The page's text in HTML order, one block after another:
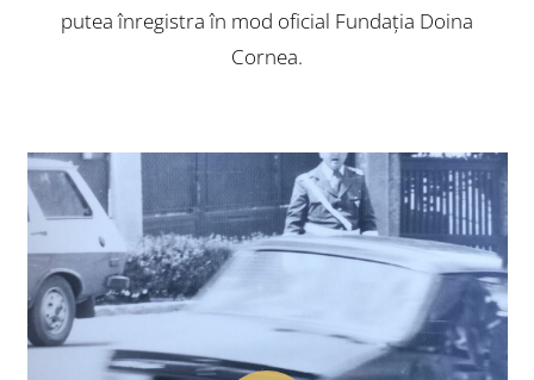
putea înregistra în mod oficial Fundaţia Doina
Cornea.